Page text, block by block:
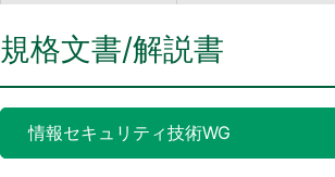
規格文書/解説書
情報セキュリティ技術WG